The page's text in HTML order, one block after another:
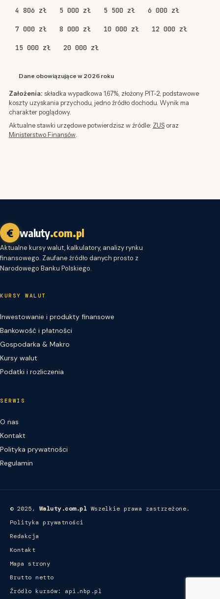
4 806 zł 5 000 zł 5 500 zł 6 000 zł
7 000 zł 8 000 zł 10 000 zł 12 000 zł
15 000 zł 20 000 zł
Dane obowiązujące w 2026 roku
Założenia: składka wypadkowa 1,67%, złożony PIT-2, podstawowe
koszty uzyskania przychodu, jedno źródło dochodu. Wynik ma
charakter poglądowy.
Aktualne stawki urzędowe potwierdzisz w źródle: ZUSoraz
Ministerstwo Finansów.
€ waluty.com.pl
Aktualne kursy walut, kalkulatory, analizy rynku
finansowego. Zaufane źródło danych prosto z
Narodowego Banku Polskiego.
KURSY WALUT
Inwestowanie i produkty finansowe
Bankowość i płatności
Gospodarka & Makro
Kursy walut
Podatki i rozliczenia
SERWIS
O nas
Kontakt
Polityka prywatności
Regulamin
© 2025, Waluty.com.pl Wszelkie prawa zastrzeżone.
Polityka prywatności
Redakcja
Kontakt
Mapa strony
Brutto netto
Źródło kursów: api.nbp.pl